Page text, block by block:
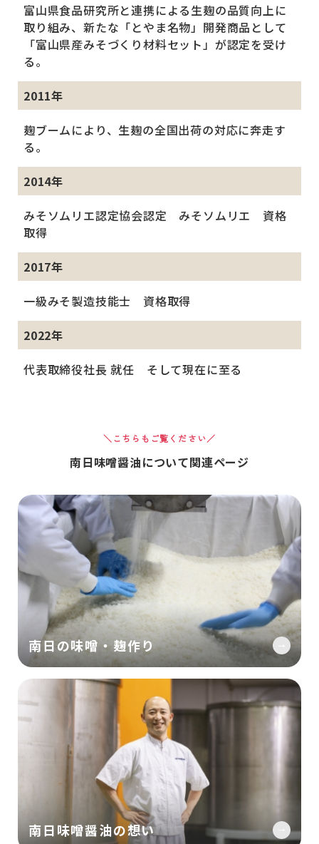
富山県食品研究所と連携による生麹の品質向上に
取り組み、新たな「とやま名物」開発商品として
「富山県産みそづくり材料セット」が認定を受け
る。
2011年
麹ブームにより、生麹の全国出荷の対応に奔走す
る。
2014年
みそソムリエ認定協会認定 みそソムリエ 資格
取得
2017年
一級みそ製造技能士 資格取得
2022年
代表取締役社長 就任 そして現在に至る
＼こちらもご覧ください／
南日味噌醤油について関連ページ
南日の味噌・麹作り
南日味噌醤油の想い